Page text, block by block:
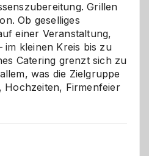
Grillen
Ob geselliges
einer Veranstaltung,
im kleinen Kreis bis zu
Catering grenzt sich zu
was die Zielgruppe
Hochzeiten, Firmenfeier